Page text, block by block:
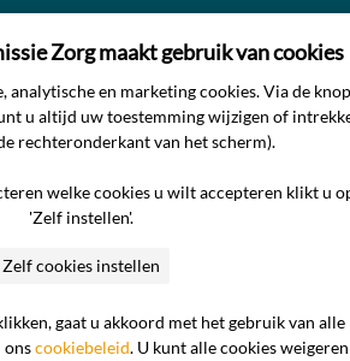
al dan niet
keren
Zorg maakt gebruik van cookies
en marketing cookies. Via de knop
u altijd uw toestemming wijzigen of
rechteronderkant van het scherm).
welke cookies u wilt accepteren klikt u
'Zelf instellen'.
Zelf cookies instellen
gaat u akkoord met het gebruik van alle
onscookiebeleid. U kunt alle cookies weigeren